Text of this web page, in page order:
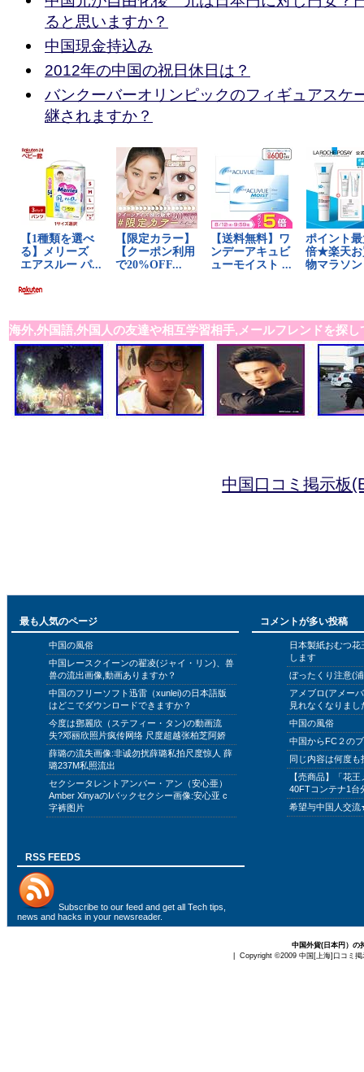
ると思いますか？
中国現金持込み
2012年の中国の祝日休日は？
バンクーバーオリンピックのフィギュアスケ
継されますか？
海外,外国語,外国人の友達や相互学習相手,メールフレンドを探し
中国口コミ掲示板
最も人気のページ
中国の風俗
中国レースクイーンの翟凌(ジャイ・リン)、兽
兽の流出画像,動画ありますか？
中国のフリーソフト迅雷（xunlei)の日本語版
はどこでダウンロードできますか？
今度は鄧麗欣（ステフィー・タン)の動画流
失?邓丽欣照片疯传网络 尺度超越张柏芝阿娇
薛璐の流失画像:非诚勿扰薛璐私拍尺度惊人 薛
璐237M私照流出
セクシータレントアンバー・アン（安心亜）
Amber XinyaのIバックセクシー画像:安心亚 c
字裤图片
コメントが多い投稿
日本製紙おむつ
します
ぼったくり注意(
アメブロ(アメー
見れなくなりまし
中国の風俗
中国からFC２の
同じ内容は何度
【売商品】「花
40FTコンテナ1台
希望与中国人交
RSS FEEDS
Subscribe to our feed and get all Tech tips,
news and hacks in your newsreader.
中国外貨(日本円）の
| Copyright ©2009 中国[上海]口コミ掲